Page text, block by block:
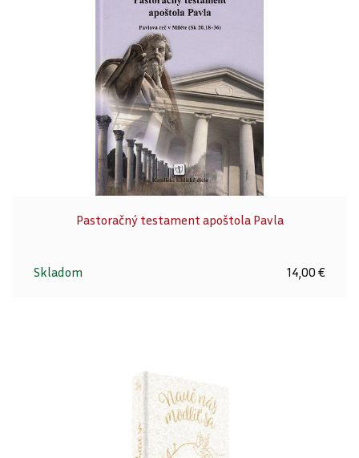
Pastoračný testament apoštola Pavla
Skladom 14,00 €